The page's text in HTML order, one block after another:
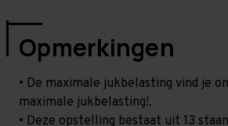
Opmerkingen
• De maximale jukbelasting vind je
maximale jukbelasting!.
• Deze opstelling bestaat uit 13